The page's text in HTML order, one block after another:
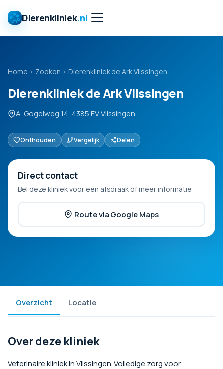
Dierenkliniek.nl
Home › Zoeken › Dierenkliniek de Ark Vlissingen
Dierenkliniek de Ark Vlissingen
A. Gogelweg 14, 4385 EV Vlissingen
Onthouden Vergelijk Delen
Direct contact
Bel deze kliniek voor een afspraak of meer informatie
Route via Google Maps
Overzicht Locatie
Over deze kliniek
Veterinaire kliniek in Vlissingen. Volledige zorg voor